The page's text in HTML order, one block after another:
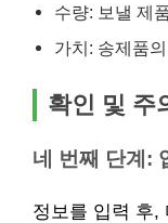
수량: 보낼 제
가치: 송제품
확인 및 주
네 번째 단계:
정보를 입력 후,